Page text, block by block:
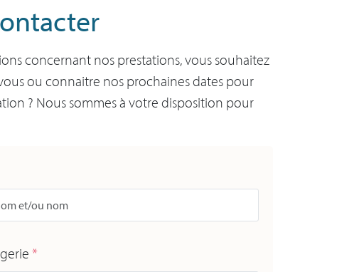
concernant nos prestations, vous souhaitez
ou connaitre nos prochaines dates pour
? Nous sommes à votre disposition pour
*